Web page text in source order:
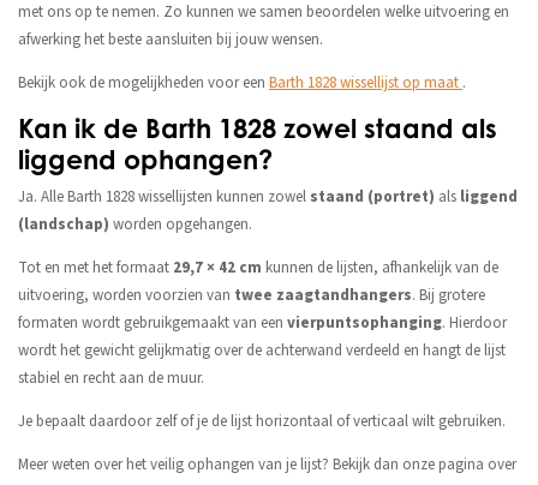
met ons op te nemen. Zo kunnen we samen beoordelen welke uitvoering en
afwerking het beste aansluiten bij jouw wensen.
Bekijk ook de mogelijkheden voor een Barth 1828 wissellijst op maat .
Kan ik de Barth 1828 zowel staand als
liggend ophangen?
Ja. Alle Barth 1828 wissellijsten kunnen zowel staand (portret) als liggend
(landschap) worden opgehangen.
Tot en met het formaat 29,7 × 42 cm kunnen de lijsten, afhankelijk van de
uitvoering, worden voorzien van twee zaagtandhangers. Bij grotere
formaten wordt gebruikgemaakt van een vierpuntsophanging. Hierdoor
wordt het gewicht gelijkmatig over de achterwand verdeeld en hangt de lijst
stabiel en recht aan de muur.
Je bepaalt daardoor zelf of je de lijst horizontaal of verticaal wilt gebruiken.
Meer weten over het veilig ophangen van je lijst? Bekijk dan onze pagina over